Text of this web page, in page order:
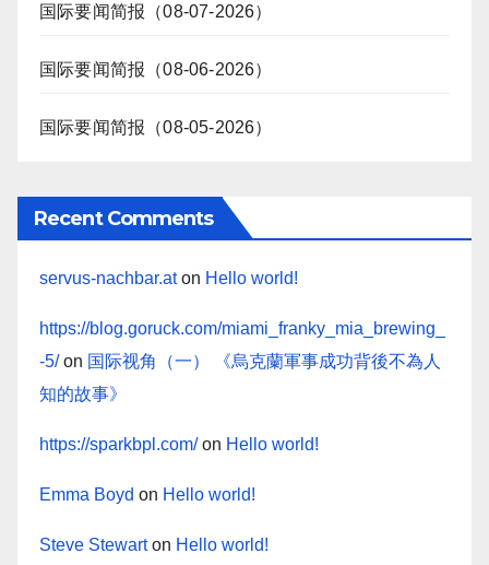
国际要闻简报（08-07-2026）
国际要闻简报（08-06-2026）
国际要闻简报（08-05-2026）
Recent Comments
servus-nachbar.aton Hello world!
https://blog.goruck.com/miami_franky_mia_brewing_
-5/on 国际视角（一） 《烏克蘭軍事成功背後不為人
知的故事》
https://sparkbpl.com/on Hello world!
Emma Boyd on Hello world!
Steve Stewarton Hello world!